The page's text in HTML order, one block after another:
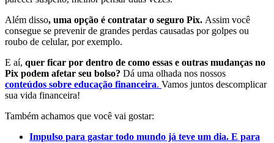
Além disso, uma opção é contratar o seguro Pix. Assim você
consegue se prevenir de grandes perdas causadas por golpes ou
roubo de celular, por exemplo.
E aí, quer ficar por dentro de como essas e outras mudanças no
Pix podem afetar seu bolso? Dá uma olhada nos nossos
conteúdos sobre educação financeira. Vamos juntos descomplicar
sua vida financeira!
Também achamos que você vai gostar:
Impulso para gastar todo mundo já teve um dia. E para